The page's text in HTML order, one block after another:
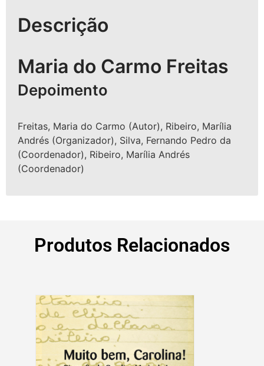
Descrição
Maria do Carmo Freitas
Depoimento
Freitas, Maria do Carmo (Autor), Ribeiro, Marília
Andrés (Organizador), Silva, Fernando Pedro da
(Coordenador), Ribeiro, Marília Andrés
(Coordenador)
Produtos Relacionados